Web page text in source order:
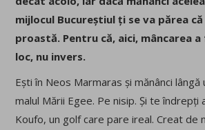
mijlocul Bucureștiul ți se va părea
proastă. Pentru că, aici, mâncarea
loc, nu invers.
Ești în Neos Marmaras și mănânci
malul Mării Egee. Pe nisip. Și te
Koufo, un golf care pare ireal. Creat de